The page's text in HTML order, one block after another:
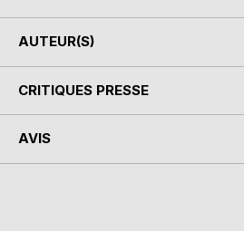
AUTEUR(S)
CRITIQUES PRESSE
AVIS